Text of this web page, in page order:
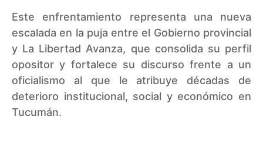
Este enfrentamiento representa una nueva
escalada en la puja entre el Gobierno provincial
y La Libertad Avanza, que consolida su perfil
opositor y fortalece su discurso frente a un
oficialismo al que le atribuye décadas de
deterioro institucional, social y económico en
Tucumán.